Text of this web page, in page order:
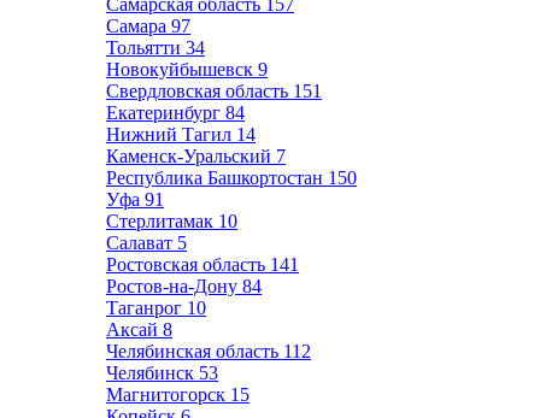
Самарская область 157
Самара 97
Тольятти 34
Новокуйбышевск 9
Свердловская область 151
Екатеринбург 84
Нижний Тагил 14
Каменск-Уральский 7
Республика Башкортостан 150
Уфа 91
Стерлитамак 10
Салават 5
Ростовская область 141
Ростов-на-Дону 84
Таганрог 10
Аксай 8
Челябинская область 112
Челябинск 53
Магнитогорск 15